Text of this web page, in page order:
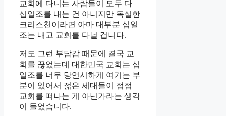
교회에 다니는 사람들이 모두 다
십일조를 내는 건 아니지만 독실한
크리스천이라면 아마 대부분 십일
조는 내고 교회를 다닐 겁니다.
저도 그런 부담감 때문에 결국 교
회를 끊었는데 대한민국 교회는 십
일조를 너무 당연시하게 여기는 부
분이 있어서 젊은 세대들이 점점
교회를 떠나는 게 아닌가라는 생각
이 들었습니다.